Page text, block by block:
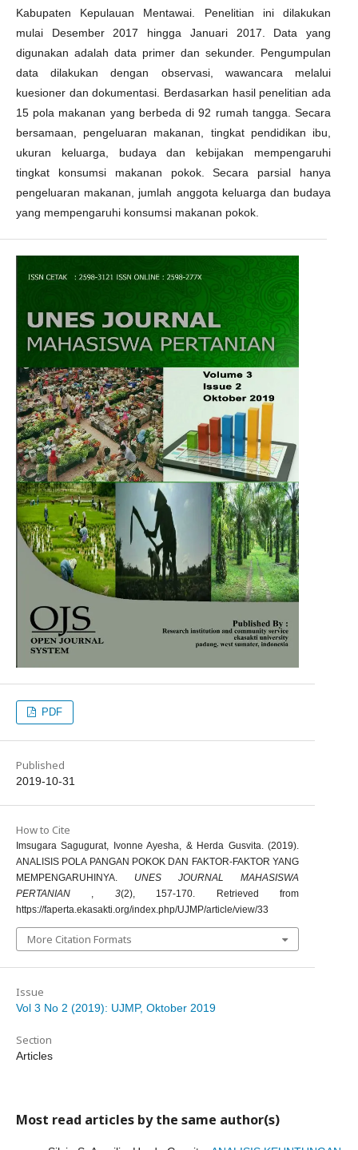
Kabupaten Kepulauan Mentawai. Penelitian ini dilakukan
mulai Desember 2017 hingga Januari 2017. Data yang
digunakan adalah data primer dan sekunder. Pengumpulan
data dilakukan dengan observasi, wawancara melalui
kuesioner dan dokumentasi. Berdasarkan hasil penelitian ada
15 pola makanan yang berbeda di 92 rumah tangga. Secara
bersamaan, pengeluaran makanan, tingkat pendidikan ibu,
ukuran keluarga, budaya dan kebijakan mempengaruhi
tingkat konsumsi makanan pokok. Secara parsial hanya
pengeluaran makanan, jumlah anggota keluarga dan budaya
yang mempengaruhi konsumsi makanan pokok.
PDF
Published
2019-10-31
How to Cite
Imsugara Sagugurat, Ivonne Ayesha, & Herda Gusvita. (2019).
ANALISIS POLA PANGAN POKOK DAN FAKTOR-FAKTOR YANG
MEMPENGARUHINYA. UNES JOURNAL MAHASISWA
PERTANIAN , 3(2), 157-170. Retrieved from
https://faperta.ekasakti.org/index.php/UJMP/article/view/33
More Citation Formats
Issue
Vol 3 No 2 (2019): UJMP, Oktober 2019
Section
Articles
Most read articles by the same author(s)